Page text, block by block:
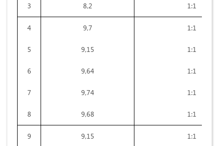
3 8,2 1:1
4
5
6
7
8
9,7
9,15
9,64
9,74
9,68
1:1
1:1
1:1
1:1
1:1
9 9,15 1:1